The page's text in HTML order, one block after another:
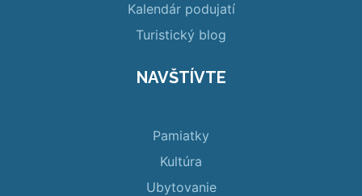
Kalendár podujatí
Turistický blog
NAVŠTÍVTE
Pamiatky
Kultúra
Ubytovanie